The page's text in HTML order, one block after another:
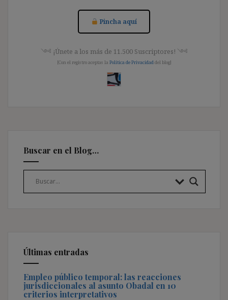
Pincha aquí
༺ ¡Únete a los más de 11.500 Suscriptores! ༺
[Con el registro aceptas la Política de Privacidad del blog]
Buscar en el Blog…
Últimas entradas
Empleo público temporal: las reacciones
jurisdiccionales al asunto Obadal en 10
criterios interpretativos